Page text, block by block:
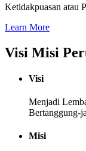
Ketidakpuasan atau
Learn More
Visi Misi
Visi
Menjadi
Bertanggung-
Misi